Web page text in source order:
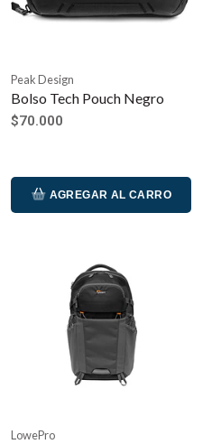
Peak Design
Bolso Tech Pouch Negro
$70.000
AGREGAR AL CARRO
LowePro